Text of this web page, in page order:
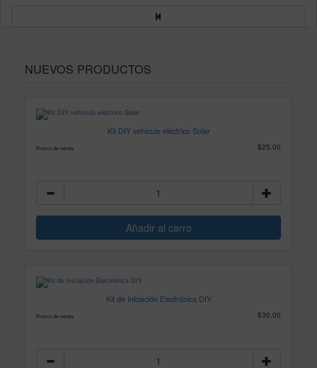
NUEVOS PRODUCTOS
Kit DIY vehículo eléctrico Solar
Precio de venta: $25.00
Kit de Iniciación Electrónica DIY
Precio de venta: $30.00